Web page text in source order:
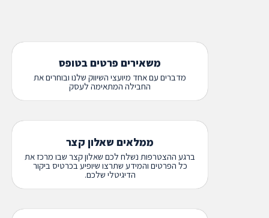
משאירים פרטים בטופס
מדברים עם אחד מיועצי השיווק שלנו ובוחרים את
החבילה המתאימה לעסק
ממלאים שאלון קצר
ברגע ההצטרפות נשלח לכם שאלון קצר שבו מרכז את
כל הפרטים והמידע שתרצו שיופיע בכרטיס ביקור
הדיגיטלי שלכם.